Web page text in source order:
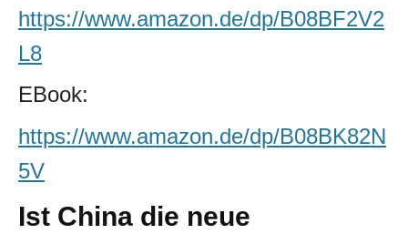
https://www.amazon.de/dp/B08BF2V2
L8
EBook:
https://www.amazon.de/dp/B08BK82N
5V
Ist China die neue